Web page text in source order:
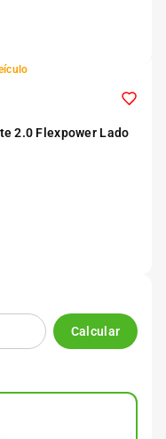
2.0 Flexpower Lado
Calcular